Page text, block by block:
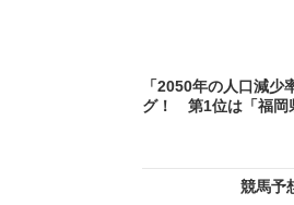
「2050年の人口減
グ！ 第1位は「福岡
競馬予